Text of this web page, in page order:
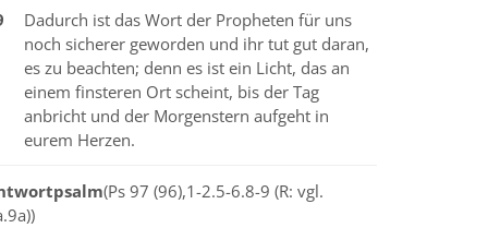
Dadurch ist das Wort der Propheten für uns
noch sicherer geworden und ihr tut gut daran,
es zu beachten; denn es ist ein Licht, das an
einem finsteren Ort scheint, bis der Tag
anbricht und der Morgenstern aufgeht in
eurem Herzen.
(Ps 97 (96),1-2.5-6.8-9 (R: vgl.